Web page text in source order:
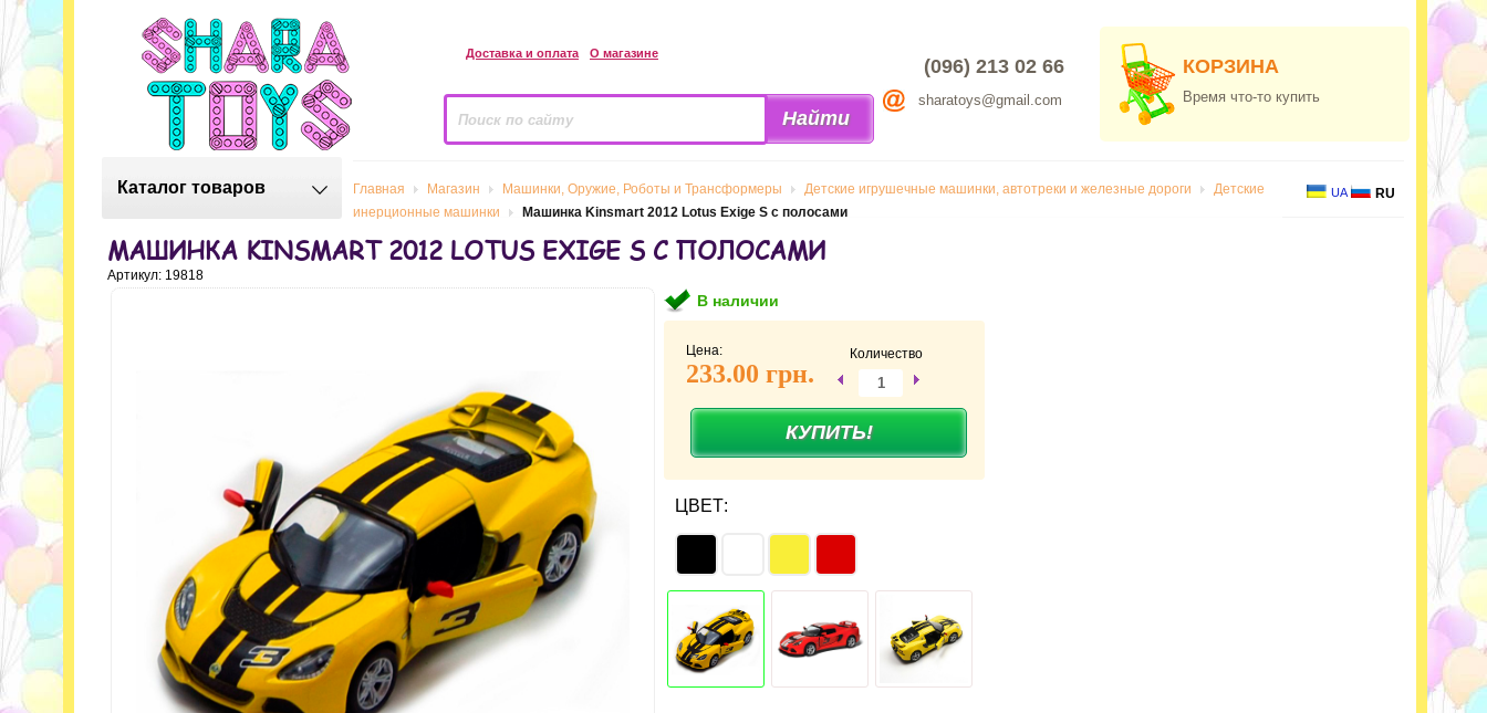
Доставка и оплата О магазине
(096) 213 02 66
sharatoys@gmail.com
КОРЗИНА
Время что-то купить
Каталог товаров Главная Магазин Машинки, Оружие, Роботы и Трансформеры Детские игрушечные машинки, автотреки и железные дороги
Детские
инерционные машинки
Машинка Kinsmart 2012 Lotus Exige S с полосами
UA RU
МАШИНКА KINSMART 2012 LOTUS EXIGE S С ПОЛОСАМИ
Артикул: 19818
В наличии
Цена:
233.00 грн.
Количество
ЦВЕТ: